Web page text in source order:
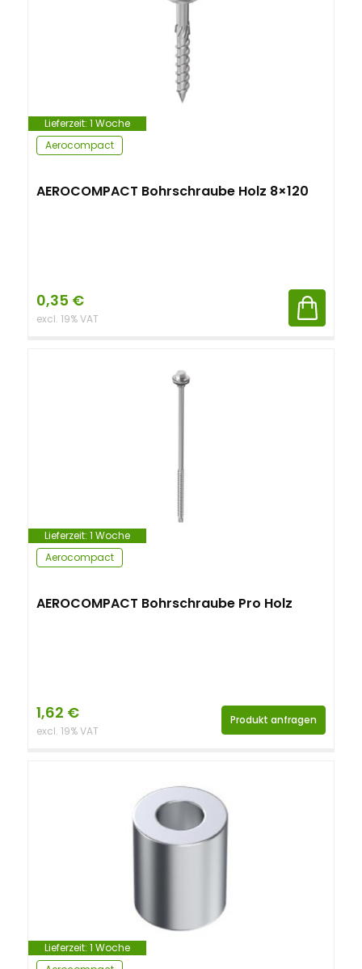
Lieferzeit: 1 Woche
Aerocompact
AEROCOMPACT Bohrschraube Holz 8×120
0,35 €
excl. 19% VAT
Lieferzeit: 1 Woche
Aerocompact
AEROCOMPACT Bohrschraube Pro Holz
1,62 €
excl. 19% VAT
Produkt anfragen
Lieferzeit: 1 Woche